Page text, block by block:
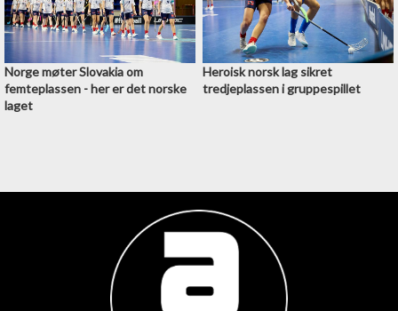
Norge møter Slovakia om
femteplassen - her er det norske
laget
Heroisk norsk lag sikret
tredjeplassen i gruppespillet